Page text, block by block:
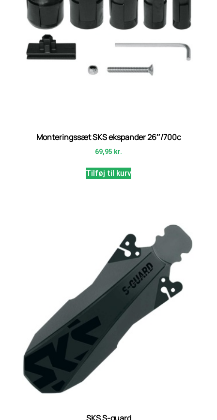
Monteringssæt SKS ekspander 26″/700c
69,95 kr.
Tilføj til kurv